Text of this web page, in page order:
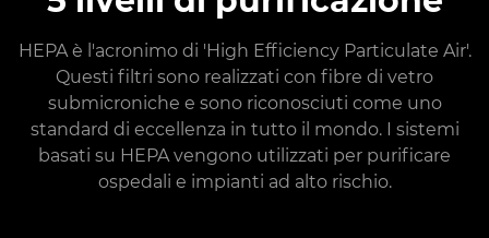
HEPA è l'acronimo di 'High Efficiency Particulate Air'.
Questi filtri sono realizzati con fibre di vetro
submicroniche e sono riconosciuti come uno
standard di eccellenza in tutto il mondo. I sistemi
basati su HEPA vengono utilizzati per purificare
ospedali e impianti ad alto rischio.